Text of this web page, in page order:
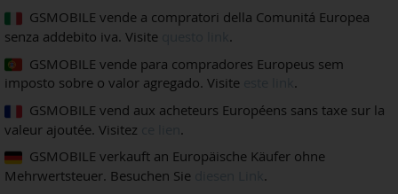
GSMOBILE vende a compratori della Comunitá Europea
senza addebito iva. Visite
.
GSMOBILE vende para compradores Europeus sem
imposto sobre o valor agregado. Visite
.
GSMOBILE vend aux acheteurs Européens sans taxe sur la
valeur ajoutée. Visitez
.
GSMOBILE verkauft an Europäische Käufer ohne
Mehrwertsteuer. Besuchen Sie
.